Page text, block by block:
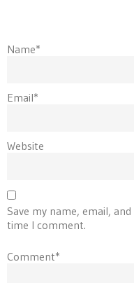
Name*
Email*
Website
Save my name, email,
time I comment.
Comment*